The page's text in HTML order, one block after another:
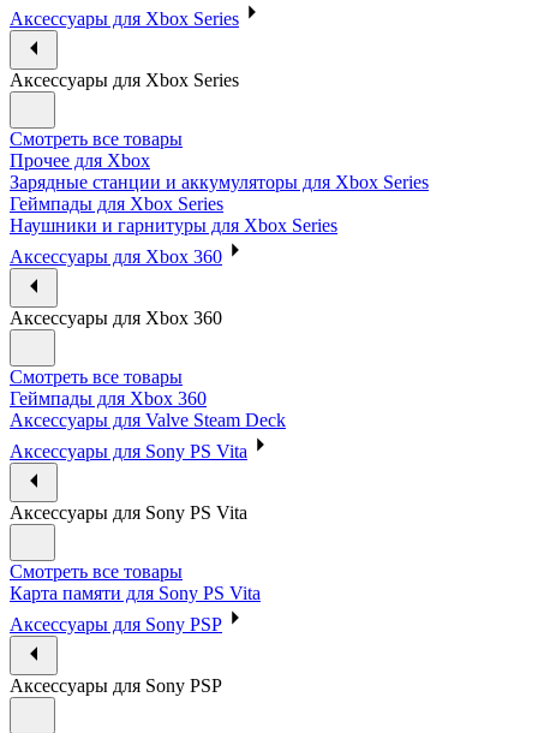
Аксессуары для Xbox Series
Аксессуары для Xbox Series
Смотреть все товары
Прочее для Xbox
Зарядные станции и аккумуляторы для Xbox Series
Геймпады для Xbox Series
Наушники и гарнитуры для Xbox Series
Аксессуары для Xbox 360
Аксессуары для Xbox 360
Смотреть все товары
Геймпады для Xbox 360
Аксессуары для Valve Steam Deck
Аксессуары для Sony PS Vita
Аксессуары для Sony PS Vita
Смотреть все товары
Карта памяти для Sony PS Vita
Аксессуары для Sony PSP
Аксессуары для Sony PSP